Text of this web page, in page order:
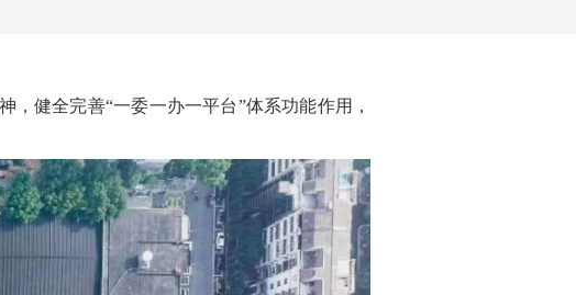
，健全完善“一委一办一平台”体系功能作用，